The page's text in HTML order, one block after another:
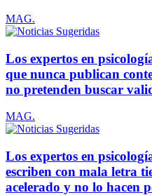
MAG.
Los expertos en
que nunca publican
no pretenden buscar
MAG.
Los expertos en
escriben con mala letra
acelerado y no lo hacen